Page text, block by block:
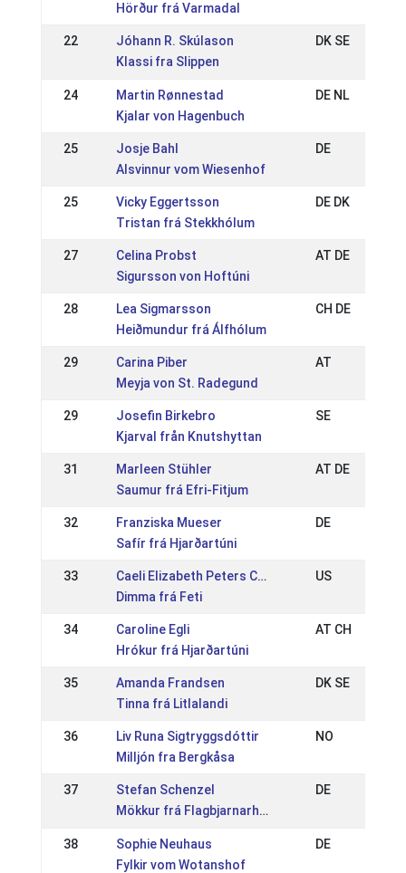
Hörður frá Varmadal
22
Jóhann R. Skúlason
Klassi fra Slippen
DK SE
24
Martin Rønnestad
Kjalar von Hagenbuch
DE NL
25
Josje Bahl
Alsvinnur vom Wiesenhof
DE
25
Vicky Eggertsson
Tristan frá Stekkhólum
DE DK
27
Celina Probst
Sigursson von Hoftúni
AT DE
28
Lea Sigmarsson
Heiðmundur frá Álfhólum
CH DE
29
Carina Piber
Meyja von St. Radegund
AT
29
Josefin Birkebro
Kjarval från Knutshyttan
SE
31
Marleen Stühler
Saumur frá Efri-Fitjum
AT DE
32
Franziska Mueser
Safír frá Hjarðartúni
DE
33
Caeli Elizabeth Peters Cavanagh
Dimma frá Feti
US
34
Caroline Egli
Hrókur frá Hjarðartúni
AT CH
35
Amanda Frandsen
Tinna frá Litlalandi
DK SE
36
Liv Runa Sigtryggsdóttir
Milljón fra Bergkåsa
NO
37
Stefan Schenzel
Mökkur frá Flagbjarnarholti
DE
38
Sophie Neuhaus
Fylkir vom Wotanshof
DE